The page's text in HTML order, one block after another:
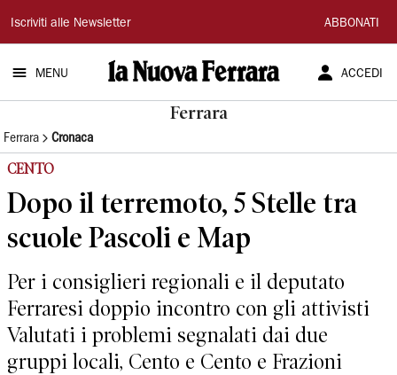
La
Nuova
Ferrara
Iscriviti alle Newsletter ABBONATI
MENU ACCEDI
Ferrara
Ferrara Cronaca
CENTO
Dopo il terremoto, 5 Stelle tra
scuole Pascoli e Map
Per i consiglieri regionali e il deputato
Ferraresi doppio incontro con gli attivisti
Valutati i problemi segnalati dai due
gruppi locali, Cento e Cento e Frazioni